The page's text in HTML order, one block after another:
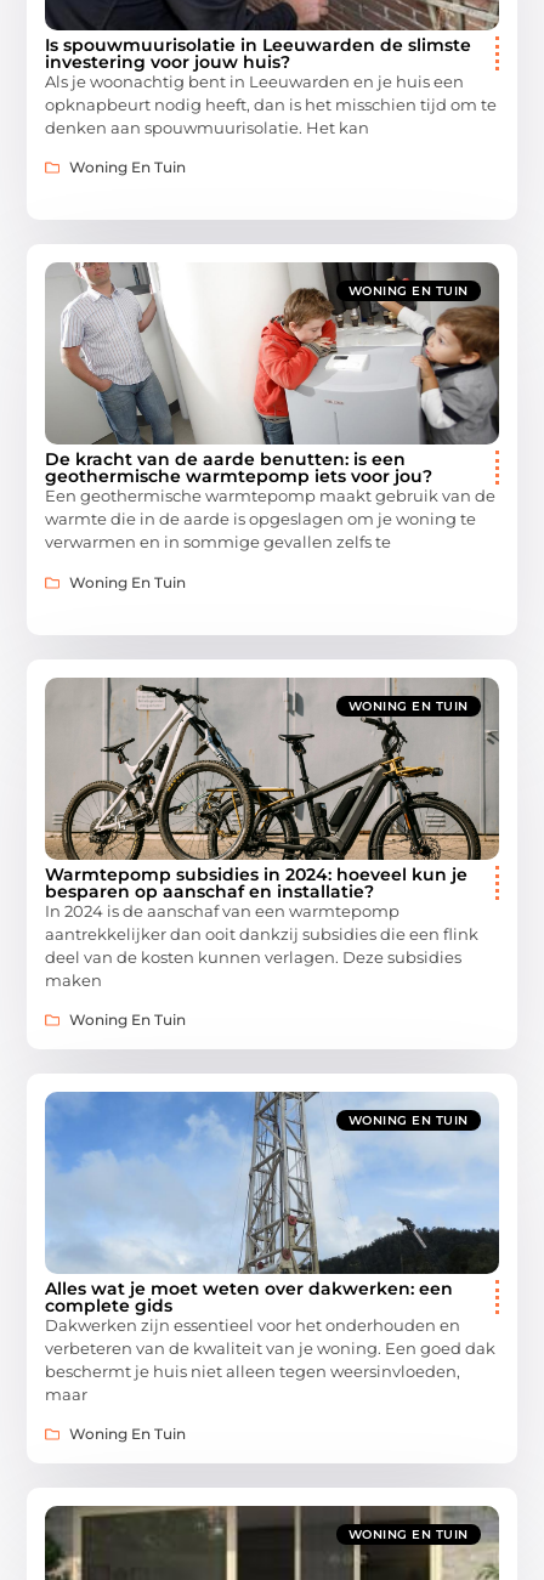
Is spouwmuurisolatie in Leeuwarden de slimste
investering voor jouw huis?
Als je woonachtig bent in Leeuwarden en je huis een
opknapbeurt nodig heeft, dan is het misschien tijd om te
denken aan spouwmuurisolatie. Het kan
Woning En Tuin
WONING EN TUIN
De kracht van de aarde benutten: is een
geothermische warmtepomp iets voor jou?
Een geothermische warmtepomp maakt gebruik van de
warmte die in de aarde is opgeslagen om je woning te
verwarmen en in sommige gevallen zelfs te
Woning En Tuin
WONING EN TUIN
Warmtepomp subsidies in 2024: hoeveel kun je
besparen op aanschaf en installatie?
In 2024 is de aanschaf van een warmtepomp
aantrekkelijker dan ooit dankzij subsidies die een flink
deel van de kosten kunnen verlagen. Deze subsidies
maken
Woning En Tuin
WONING EN TUIN
Alles wat je moet weten over dakwerken: een
complete gids
Dakwerken zijn essentieel voor het onderhouden en
verbeteren van de kwaliteit van je woning. Een goed dak
beschermt je huis niet alleen tegen weersinvloeden,
maar
Woning En Tuin
WONING EN TUIN